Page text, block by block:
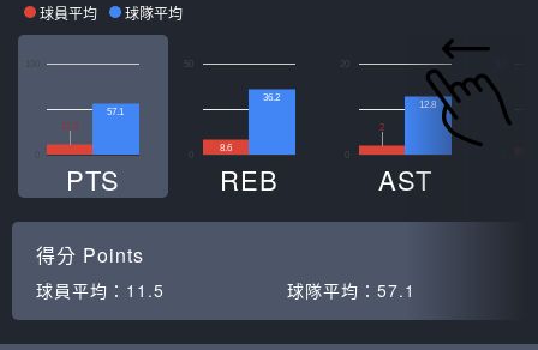
球員平均 球隊平均
11.5
57.1
PTS
50
8.6
36.2
REB
20
2
12.8
AST
得分 Points
球員平均： 11.5 球隊平均： 57.1